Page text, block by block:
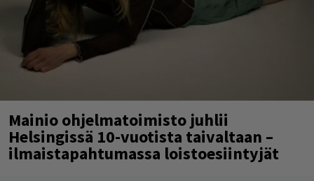
Mainio ohjelmatoimisto juhlii
Helsingissä 10-vuotista taivaltaan –
ilmaistapahtumassa loistoesiintyjät